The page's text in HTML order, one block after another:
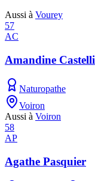
Aussi à Vourey
57
AC
Amandine Castelli
Naturopathe
Voiron
Aussi à Voiron
58
AP
Agathe Pasquier